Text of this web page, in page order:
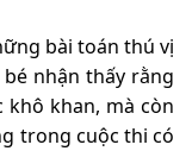
bài toán thú vị
nhận thấy rằng
khan, mà còn
trong cuộc thi có